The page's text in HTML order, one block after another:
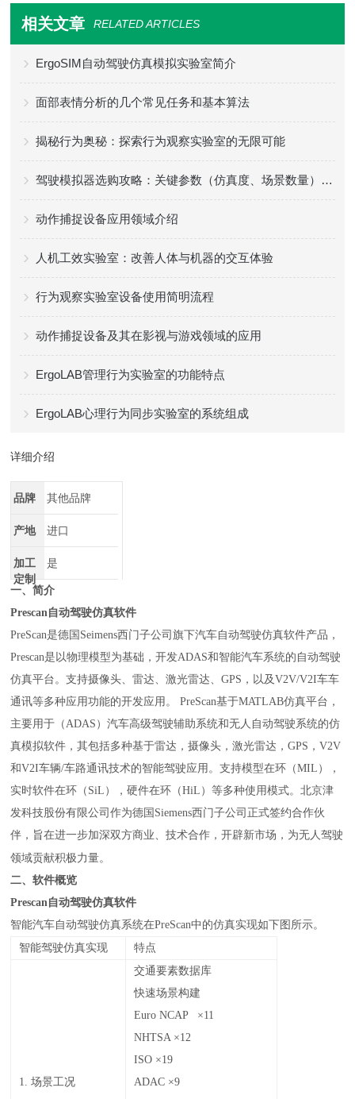
相关文章 RELATED ARTICLES
ErgoSIM自动驾驶仿真模拟实验室简介
面部表情分析的几个常见任务和基本算法
揭秘行为奥秘：探索行为观察实验室的无限可能
驾驶模拟器选购攻略：关键参数（仿真度、场景数量）+ 适配场景
动作捕捉设备应用领域介绍
人机工效实验室：改善人体与机器的交互体验
行为观察实验室设备使用简明流程
动作捕捉设备及其在影视与游戏领域的应用
ErgoLAB管理行为实验室的功能特点
ErgoLAB心理行为同步实验室的系统组成
详细介绍
品牌 其他品牌
产地 进口
加工
定制
是
一、简介
Prescan自动驾驶仿真软件
PreScan是德国 Seimens西门子公司旗下汽车自动驾驶仿真软件产品，
Prescan是以物理模型为基础，开发ADAS和智能汽车系统的自动驾驶
仿真平台。支持摄像头、雷达、激光雷达、GPS ，以及V2V/V2I车车
通讯等多种应用功能的开发应用。
PreScan基于MATLAB仿真平台，
主要用于（ ADAS ）汽车高级驾驶辅助系统和无人自动驾驶系统的仿
真模拟软件，其包括多种基于雷达，摄像头，激光雷达，GPS ，V2V
和V2I车辆/车路通讯技术的智能驾驶应用。支持模型在环（MIL ），
实时软件在环（ SiL ），硬件在环（HiL ）等多种使用模式。北京津
发科技股份有限公司作为德国 Siemens西门子公司正式签约合作伙
伴，旨在进一步加深双方商业、技术合作，开辟新市场，为无人驾驶
领域贡献积极力量。
二、软件概览
Prescan自动驾驶仿真软件
智能汽车自动驾驶仿真系统在PreScan中的仿真实现如下图所示。
智能驾驶仿真实现
特点
1.场景工况
交通要素数据库
快速场景构建
Euro NCAP ×11
NHTSA ×12
ISO ×19
ADAC ×9